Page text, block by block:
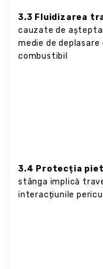
3.3 Fluidizarea
cauzate de
medie de
combustibil
3.4 Protecția
stânga implică
interacțiunile